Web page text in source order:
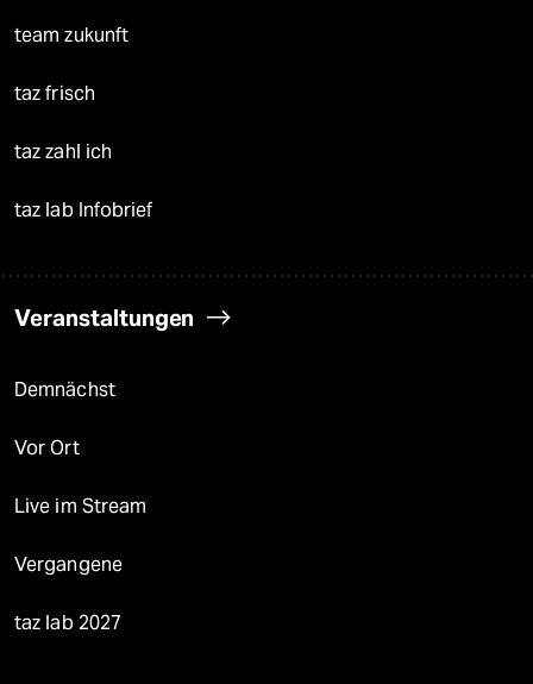
team zukunft
taz frisch
taz zahl ich
taz lab Infobrief
Veranstaltungen
Demnächst
Vor Ort
Live im Stream
Vergangene
taz lab 2027